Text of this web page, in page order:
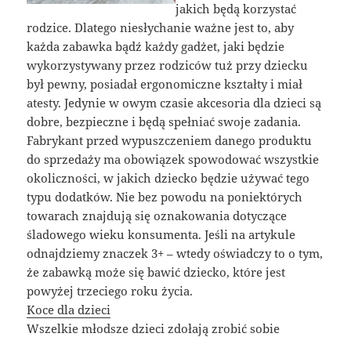
jakich będą korzystać
rodzice. Dlatego niesłychanie ważne jest to, aby
każda zabawka bądź każdy gadżet, jaki będzie
wykorzystywany przez rodziców tuż przy dziecku
był pewny, posiadał ergonomiczne kształty i miał
atesty. Jedynie w owym czasie akcesoria dla dzieci są
dobre, bezpieczne i będą spełniać swoje zadania.
Fabrykant przed wypuszczeniem danego produktu
do sprzedaży ma obowiązek spowodować wszystkie
okoliczności, w jakich dziecko będzie używać tego
typu dodatków. Nie bez powodu na poniektórych
towarach znajdują się oznakowania dotyczące
śladowego wieku konsumenta. Jeśli na artykule
odnajdziemy znaczek 3+ – wtedy oświadczy to o tym,
że zabawką może się bawić dziecko, które jest
powyżej trzeciego roku życia.
Koce dla dzieci
Wszelkie młodsze dzieci zdołają zrobić sobie